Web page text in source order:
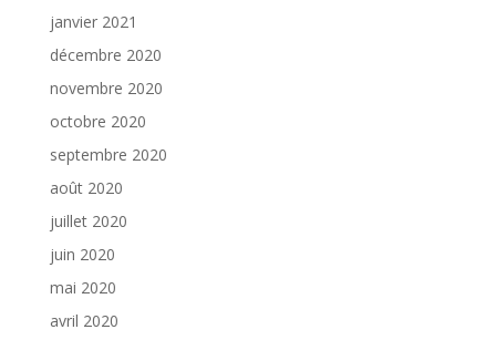
janvier 2021
décembre 2020
novembre 2020
octobre 2020
septembre 2020
août 2020
juillet 2020
juin 2020
mai 2020
avril 2020